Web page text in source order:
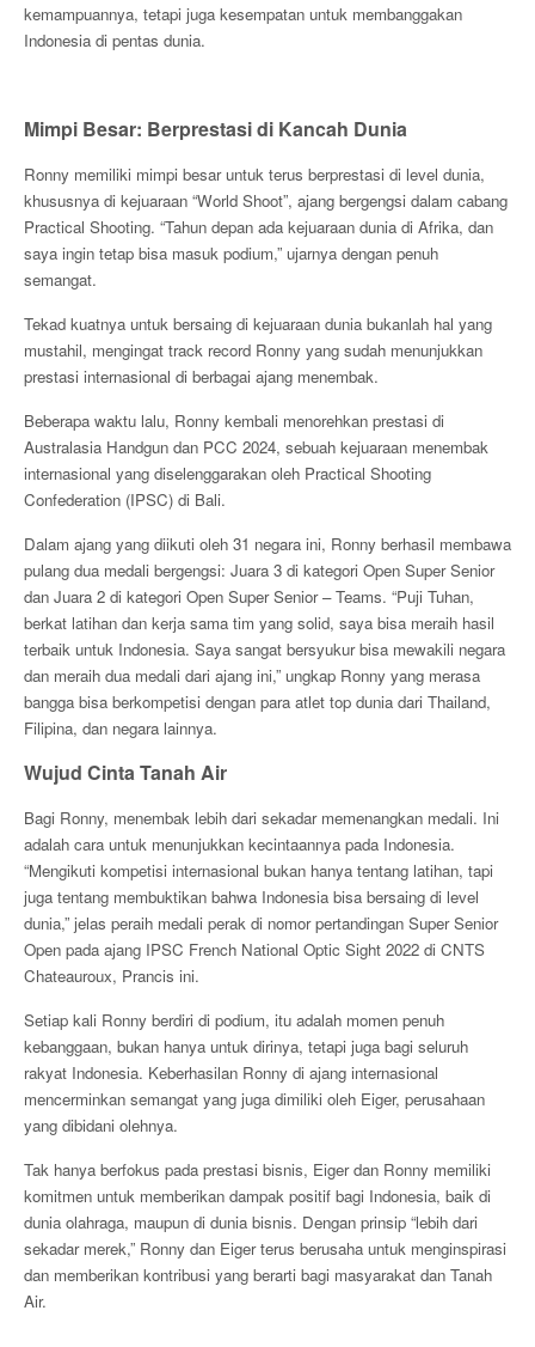
kemampuannya, tetapi juga kesempatan untuk membanggakan
Indonesia di pentas dunia.
Mimpi Besar: Berprestasi di Kancah Dunia
Ronny memiliki mimpi besar untuk terus berprestasi di level dunia,
khususnya di kejuaraan “World Shoot”, ajang bergengsi dalam cabang
Practical Shooting. “Tahun depan ada kejuaraan dunia di Afrika, dan
saya ingin tetap bisa masuk podium,” ujarnya dengan penuh
semangat.
Tekad kuatnya untuk bersaing di kejuaraan dunia bukanlah hal yang
mustahil, mengingat track record Ronny yang sudah menunjukkan
prestasi internasional di berbagai ajang menembak.
Beberapa waktu lalu, Ronny kembali menorehkan prestasi di
Australasia Handgun dan PCC 2024, sebuah kejuaraan menembak
internasional yang diselenggarakan oleh Practical Shooting
Confederation (IPSC) di Bali.
Dalam ajang yang diikuti oleh 31 negara ini, Ronny berhasil membawa
pulang dua medali bergengsi: Juara 3 di kategori Open Super Senior
dan Juara 2 di kategori Open Super Senior – Teams. “Puji Tuhan,
berkat latihan dan kerja sama tim yang solid, saya bisa meraih hasil
terbaik untuk Indonesia. Saya sangat bersyukur bisa mewakili negara
dan meraih dua medali dari ajang ini,” ungkap Ronny yang merasa
bangga bisa berkompetisi dengan para atlet top dunia dari Thailand,
Filipina, dan negara lainnya.
Wujud Cinta Tanah Air
Bagi Ronny, menembak lebih dari sekadar memenangkan medali. Ini
adalah cara untuk menunjukkan kecintaannya pada Indonesia.
“Mengikuti kompetisi internasional bukan hanya tentang latihan, tapi
juga tentang membuktikan bahwa Indonesia bisa bersaing di level
dunia,” jelas peraih medali perak di nomor pertandingan Super Senior
Open pada ajang IPSC French National Optic Sight 2022 di CNTS
Chateauroux, Prancis ini.
Setiap kali Ronny berdiri di podium, itu adalah momen penuh
kebanggaan, bukan hanya untuk dirinya, tetapi juga bagi seluruh
rakyat Indonesia. Keberhasilan Ronny di ajang internasional
mencerminkan semangat yang juga dimiliki oleh Eiger, perusahaan
yang dibidani olehnya.
Tak hanya berfokus pada prestasi bisnis, Eiger dan Ronny memiliki
komitmen untuk memberikan dampak positif bagi Indonesia, baik di
dunia olahraga, maupun di dunia bisnis. Dengan prinsip “lebih dari
sekadar merek,” Ronny dan Eiger terus berusaha untuk menginspirasi
dan memberikan kontribusi yang berarti bagi masyarakat dan Tanah
Air.